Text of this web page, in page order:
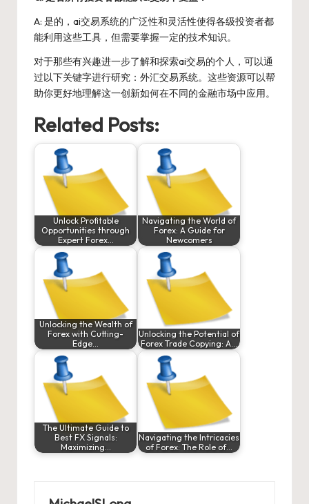
A: 是的，ai交易系统的广泛性和灵活性使得各级投资者都
能利用这些工具，但需要掌握一定的技术知识。
对于那些有兴趣进一步了解和探索ai交易的个人，可以通
过以下关键字进行研究： 外汇交易系统。这些资源可以帮
助你更好地理解这一创新如何在不同的金融市场中应用。
Related Posts:
Unlock Profitable
Opportunities through
Expert Forex…
Navigating the World of
Forex: A Guide for
Newcomers
Unlocking the Wealth of
Forex with Cutting-
Edge…
Unlocking the Potential of
Forex Trade Copying: A…
The Ultimate Guide to
Best FX Signals:
Maximizing…
Navigating the Intricacies
of Forex: The Role of…